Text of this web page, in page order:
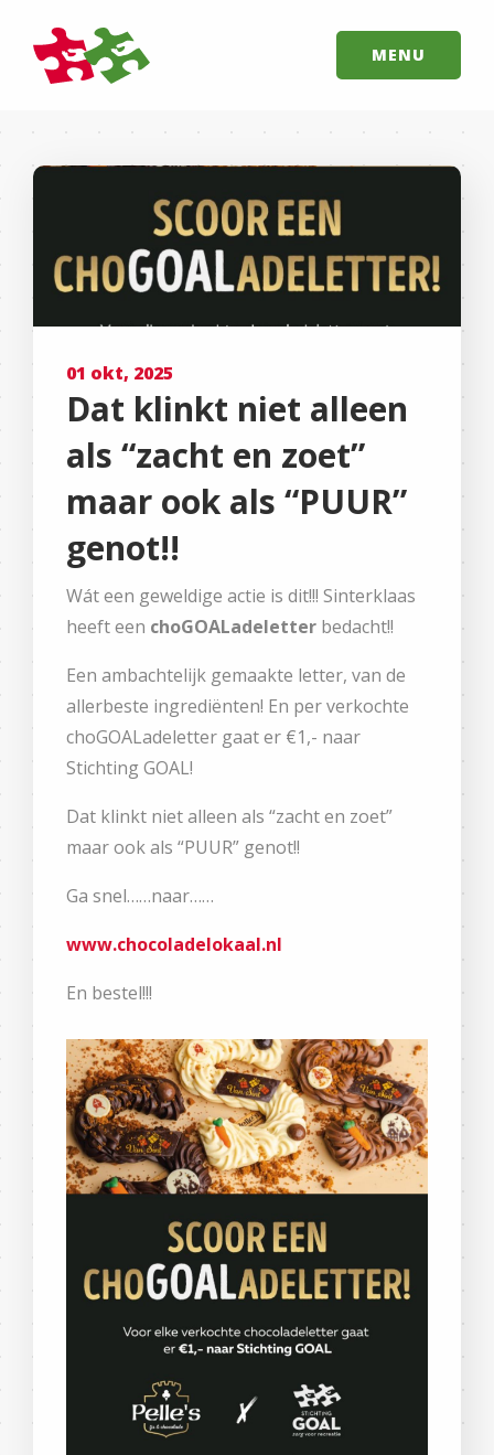
MENU
01 okt, 2025
Dat klinkt niet alleen
als “zacht en zoet”
maar ook als “PUUR”
genot!!
Wát een geweldige actie is dit!!! Sinterklaas
heeft een choGOALadeletter bedacht!!
Een ambachtelijk gemaakte letter, van de
allerbeste ingrediënten! En per verkochte
choGOALadeletter gaat er €1,- naar
Stichting GOAL!
Dat klinkt niet alleen als “zacht en zoet”
maar ook als “PUUR” genot!!
Ga snel……naar……
www.chocoladelokaal.nl
En bestel!!!